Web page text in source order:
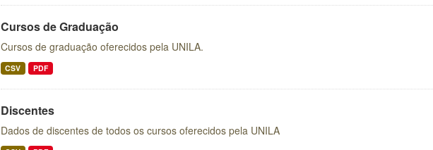
Cursos de Graduação
Cursos de graduação oferecidos pela UNILA.
CSV PDF
Discentes
Dados de discentes de todos os cursos oferecidos pela UNILA